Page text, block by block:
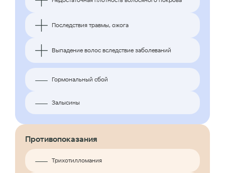
Последствия травмы, ожога
Выпадение волос вследствие заболеваний
Гормональный сбой
Залысины
Противопоказания
Трихотилломания